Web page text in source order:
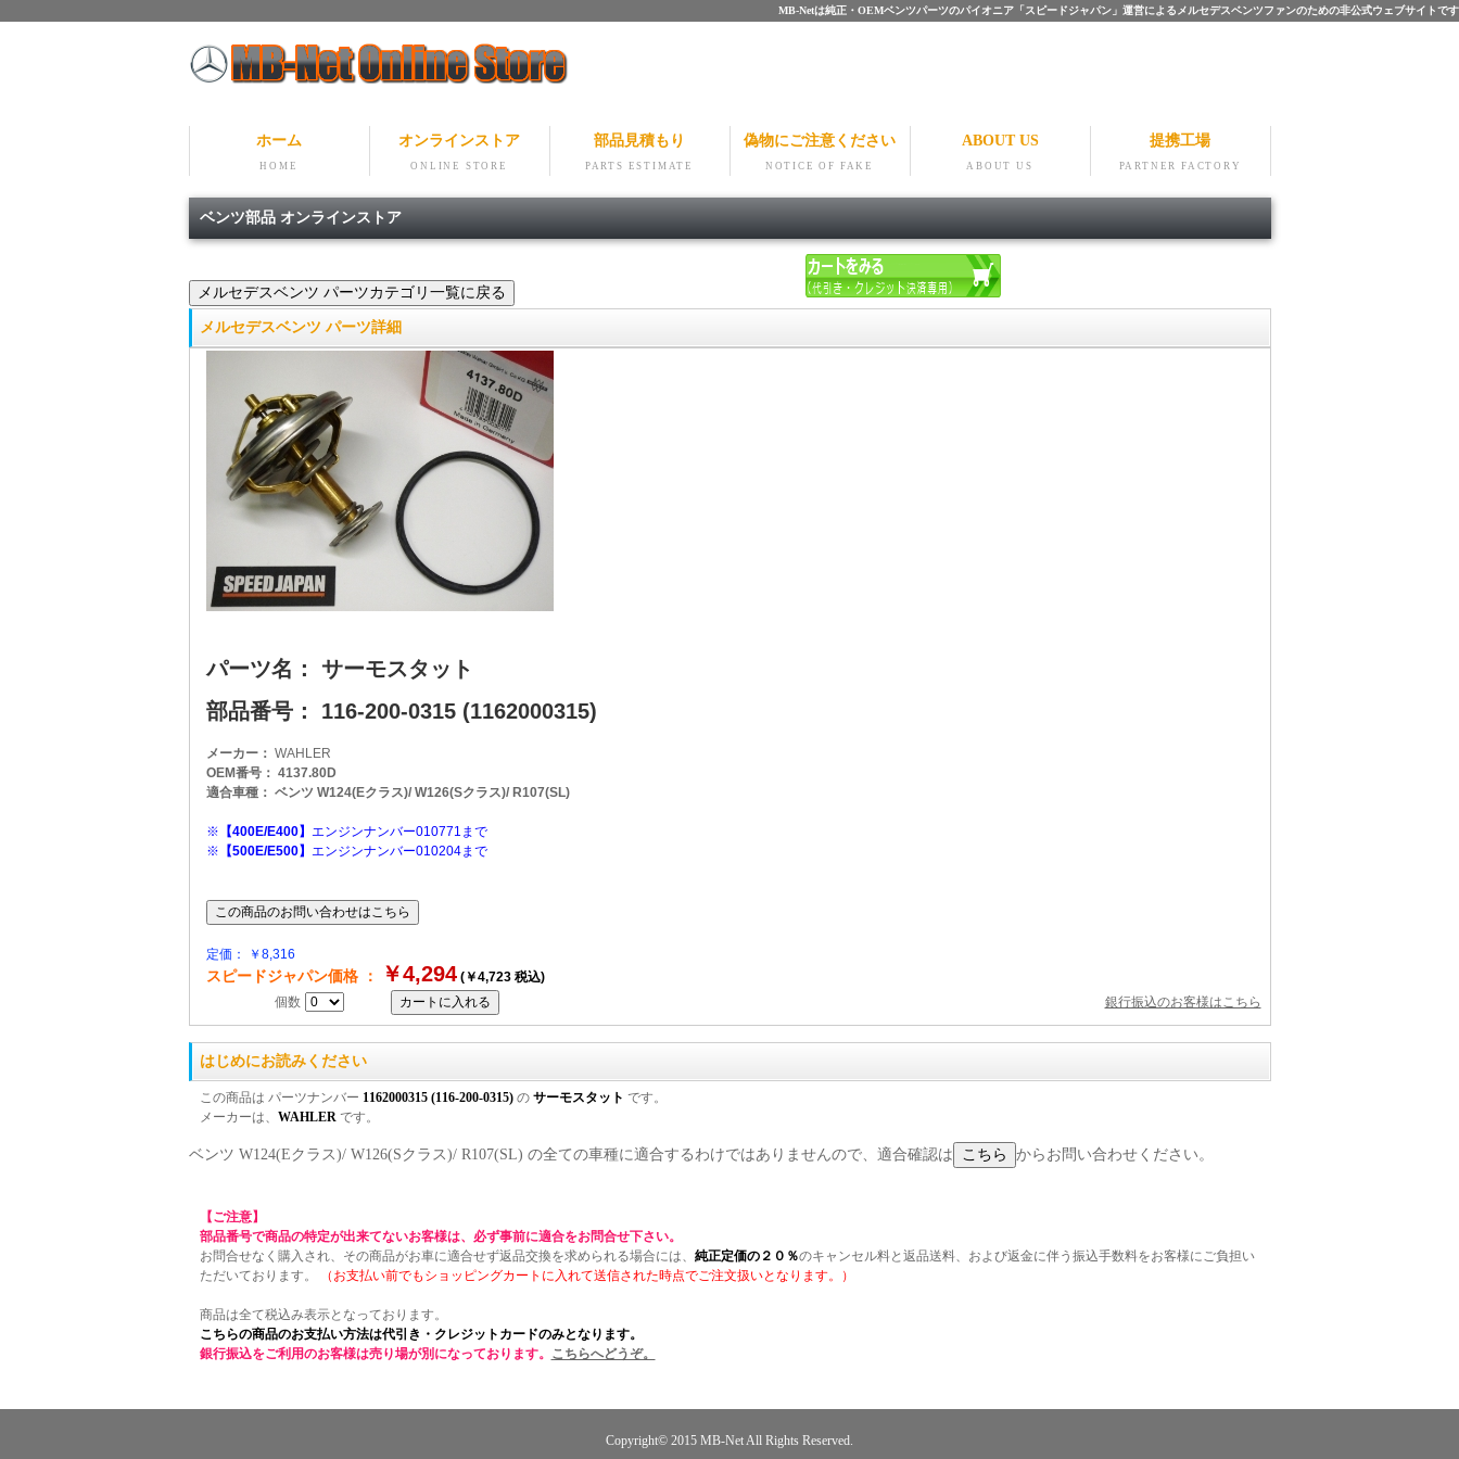
MB-Netは純正・OEMベンツパーツのパイオニア「スピードジャパン」運営によるメルセデスベンツファンのための非公式ウェブサイトです
ホーム
HOME
オンラインストア
ONLINE STORE
部品見積もり
PARTS ESTIMATE
偽物にご注意ください
NOTICE OF FAKE
ABOUT US
ABOUT US
提携工場
PARTNER FACTORY
ベンツ部品 オンラインストア
メルセデスベンツ パーツ詳細
パーツ名： サーモスタット
部品番号： 116-200-0315 (1162000315)
メーカー： WAHLER
OEM番号： 4137.80D
適合車種： ベンツ W124(Eクラス)/ W126(Sクラス)/ R107(SL)
※ 【400E/E400】 エンジンナンバー010771まで
※ 【500E/E500】 エンジンナンバー010204まで
定価： ￥8,316
スピードジャパン価格 ： ￥4,294(￥4,723 税込)
個数
銀行振込のお客様はこちら
はじめにお読みください
この商品は パーツナンバー 1162000315 (116-200-0315)の サーモスタット です。
メーカーは、 WAHLERです。
ベンツ W124(Eクラス)/ W126(Sクラス)/ R107(SL) の全ての車種に適合するわけではありませんので、適合確認は からお問い合わせください。
【ご注意】
部品番号で商品の特定が出来てないお客様は、必ず事前に適合をお問合せ下さい。
お問合せなく購入され、その商品がお車に適合せず返品交換を求められる場合には、 純正定価の２０％のキャンセル料と返品送料、および返金に伴う振込手数料をお客様にご負担い
ただいております。
（お支払い前でもショッピングカートに入れて送信された時点でご注文扱いとなります。）
商品は全て税込み表示となっております。
こちらの商品のお支払い方法は代引き・クレジットカードのみとなります。
銀行振込をご利用のお客様は売り場が別になっております。 こちらへどうぞ。
Copyright© 2015 MB-NetAll Rights Reserved.